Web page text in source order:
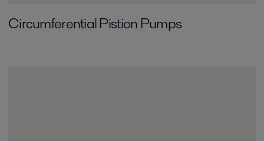
Circumferential­ Pistion Pumps